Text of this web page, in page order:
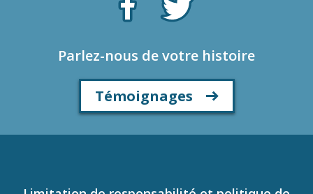
Parlez-nous de votre histoire
Témoignages